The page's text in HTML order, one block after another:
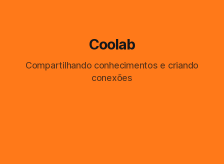
Coolab
Compartilhando conhecimentos e criando
conexões